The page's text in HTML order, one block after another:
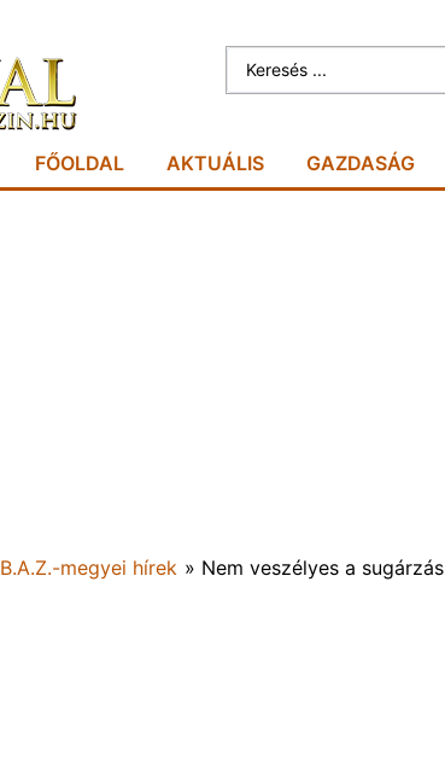
FŐOLDAL AKTUÁLIS GAZDASÁG
B.A.Z.-megyei hírek » Nem veszélyes a sugárzás